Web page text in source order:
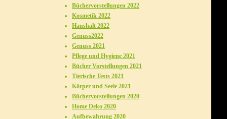
Büchervorstellungen 2022
Kosmetik 2022
Haushalt 2022
Genuss2022
Genuss 2021
Pflege und Hygiene 2021
Bücher Vorstellungen 2021
Tierische Tests 2021
Körper und Seele 2021
Büchervorstellungen 2020
Home Deko 2020
Aufbewahrung 2020